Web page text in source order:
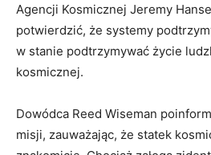
Agencji Kosmicznej Jeremy
potwierdzić, że systemy
w stanie podtrzymywać życie
kosmicznej.
Dowódca Reed Wiseman
misji, zauważając, że statek